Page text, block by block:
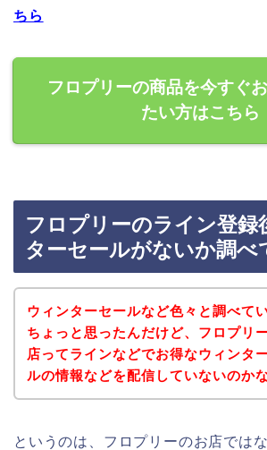
ちら
フロプリーの商品を今すぐ
たい方はこちら
フロプリーのライン登録
ターセールがないか調べ
ウィンターセールなど色々と調べてい
ちょっと思ったんだけど、フロプリ
店ってラインなどでお得なウィンタ
ルの情報などを配信していないのか
というのは、フロプリーのお店では